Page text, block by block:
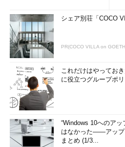
シェア別荘「COCO
PR(COCO VILLA on
これだけはやってお
に役立つグループポ
“Windows 10へのア
はなかった――アップ
まとめ (1/3...